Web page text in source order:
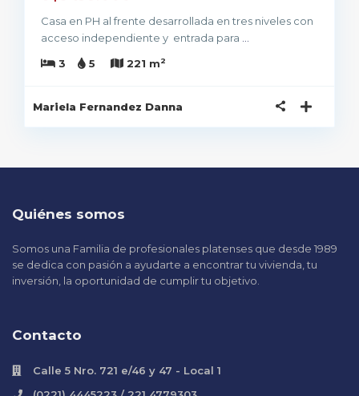
Casa en PH al frente desarrollada en tres niveles con
acceso independiente y entrada para
3
5 221 m2
Mariela Fernandez Danna
Quiénes somos
Somos una Familia de profesionales platenses que desde 1989
se dedica con pasión a ayudarte a encontrar tu vivienda, tu
inversión, la oportunidad de cumplir tu objetivo.
Contacto
Calle 5 Nro. 721 e/46 y 47 - Local 1